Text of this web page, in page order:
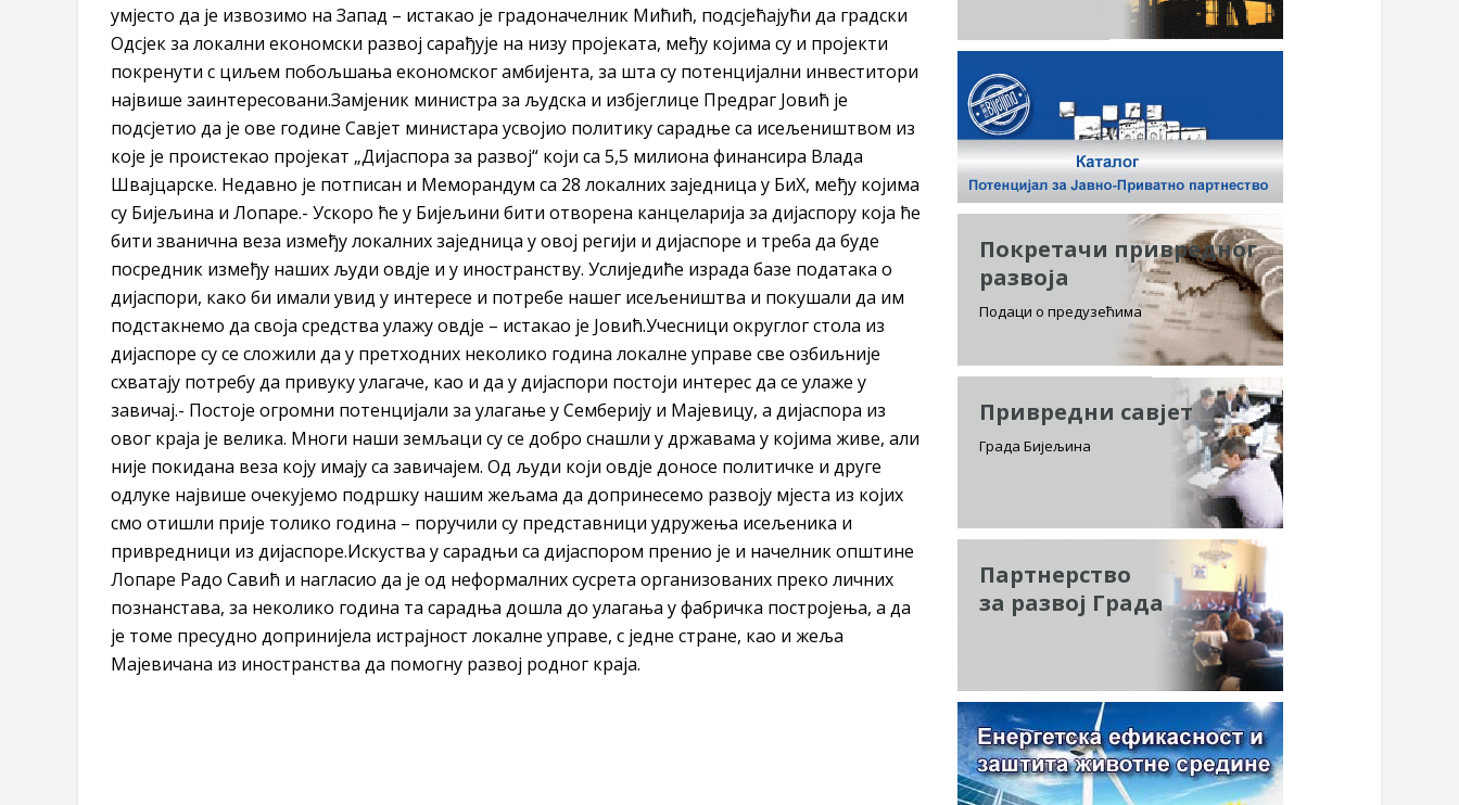
умјесто да је извозимо на Запад – истакао је градоначелник Мићић, подсјећајући да градски
Одсјек за локални економски развој сарађује на низу пројеката, међу којима су и пројекти
покренути с циљем побољшања економског амбијента, за шта су потенцијални инвеститори
највише заинтересовани.Замјеник министра за људска и избјеглице Предраг Јовић је
подсјетио да је ове године Савјет министара усвојио политику сарадње са исељеништвом из
које је проистекао пројекат „Дијаспора за развој“ који са 5,5 милиона финансира Влада
Швајцарске. Недавно је потписан и Меморандум са 28 локалних заједница у БиХ, међу којима
су Бијељина и Лопаре.- Ускоро ће у Бијељини бити отворена канцеларија за дијаспору која ће
бити званична веза између локалних заједница у овој регији и дијаспоре и треба да буде
посредник између наших људи овдје и у иностранству. Услиједиће израда базе података о
дијаспори, како би имали увид у интересе и потребе нашег исељеништва и покушали да им
подстакнемо да своја средства улажу овдје – истакао је Јовић.Учесници округлог стола из
дијаспоре су се сложили да у претходних неколико година локалне управе све озбиљније
схватају потребу да привуку улагаче, као и да у дијаспори постоји интерес да се улаже у
завичај.- Постоје огромни потенцијали за улагање у Семберију и Мајевицу, а дијаспора из
овог краја је велика. Многи наши земљаци су се добро снашли у државама у којима живе, али
није покидана веза коју имају са завичајем. Од људи који овдје доносе политичке и друге
одлуке највише очекујемо подршку нашим жељама да допринесемо развоју мјеста из којих
смо отишли прије толико година – поручили су представници удружења исељеника и
привредници из дијаспоре.Искуства у сарадњи са дијаспором пренио је и начелник општине
Лопаре Радо Савић и нагласио да је од неформалних сусрета организованих преко личних
познанстава, за неколико година та сарадња дошла до улагања у фабричка постројења, а да
је томе пресудно допринијела истрајност локалне управе, с једне стране, као и жеља
Мајевичана из иностранства да помогну развој родног краја.
Покретачи привредног
развоја
Подаци о предузећима
Привредни савјет
Града Бијељина
Партнерство
за развој Града